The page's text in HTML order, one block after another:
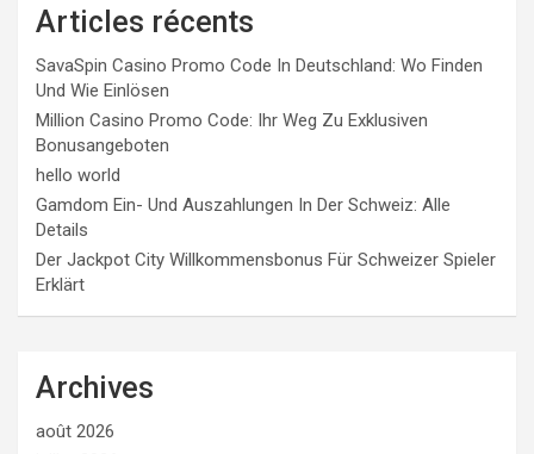
Articles récents
SavaSpin Casino Promo Code In Deutschland: Wo Finden
Und Wie Einlösen
Million Casino Promo Code: Ihr Weg Zu Exklusiven
Bonusangeboten
hello world
Gamdom Ein- Und Auszahlungen In Der Schweiz: Alle
Details
Der Jackpot City Willkommensbonus Für Schweizer Spieler
Erklärt
Archives
août 2026